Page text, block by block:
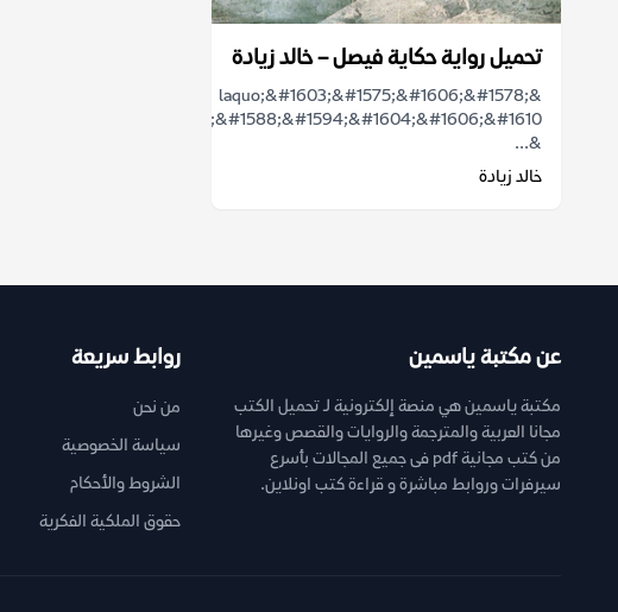
تحميل رواية حكاية فيصل – خالد زيادة
&laquo;&#1603;&#1575;&#1606;&#1578;
&...
خالد زيادة
عن مكتبة ياسمين
مكتبة ياسمين هي منصة إلكترونية لـ تحميل الكتب
مجانا العربية والمترجمة والروايات والقصص وغيرها
من كتب مجانية pdf فى جميع المجالات بأسرع
سيرفرات وروابط مباشرة و قراءة كتب اونلاين.
روابط سريعة
من نحن
سياسة الخصوصية
الشروط والأحكام
حقوق الملكية الفكرية